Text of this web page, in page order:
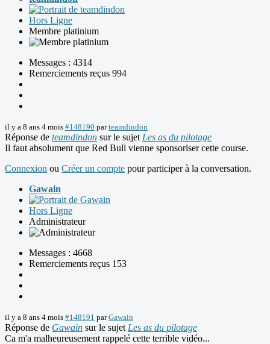
Hors Ligne
Membre platinium
Messages : 4314
Remerciements reçus 994
il y a 8 ans 4 mois #148190 parteamdindon
Réponse de teamdindon sur le sujet Les as du pilotage
Il faut absolument que Red Bull vienne sponsoriser cette course.
Connexion ou Créer un compte pour participer à la conversation.
Gawain
Hors Ligne
Administrateur
Messages : 4668
Remerciements reçus 153
il y a 8 ans 4 mois #148191 parGawain
Réponse de Gawain sur le sujet Les as du pilotage
Ca m'a malheureusement rappelé cette terrible vidéo...